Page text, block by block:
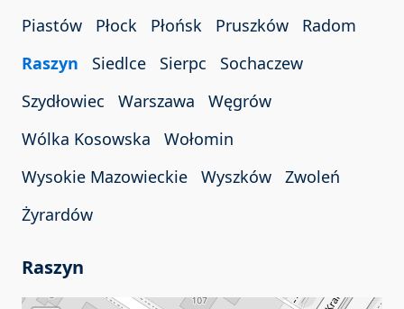
Piastów
Płock Płońsk Pruszków
Radom
Raszyn
Siedlce Sierpc
Sochaczew
Szydłowiec
Warszawa
Węgrów
Wólka Kosowska
Wołomin
Wysokie Mazowieckie
Wyszków
Zwoleń
Żyrardów
Raszyn